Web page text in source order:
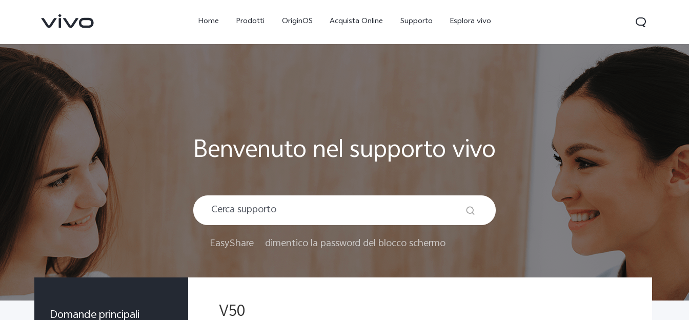
Home Prodotti OriginOS Acquista Online Supporto Esplora vivo
X300 Ultra nuovo Y31 5G vivo Watch GT 2
Benvenuto nel supporto vivo
EasyShare dimentico la password del blocco schermo
Domande principali
V50